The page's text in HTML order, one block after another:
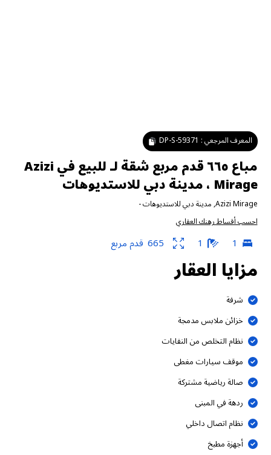
المعرف المرجعي : DP-S-59371
مباع ٦٦٥ قدم مربع شقة لـ للبيع في Azizi
Mirage ، مدينة دبي للاستديوهات
Azizi Mirage
,مدينة دبي للاستديوهات-
احسب أقساط رهنك العقاري
1
1
665 قدم مربع
مزايا العقار
شرفة
خزائن ملابس مدمجة
نظام التخلص من النفايات
موقف سيارات مغطى
صالة رياضية مشتركة
ردهة في المبنى
نظام اتصال داخلي
أجهزة مطبخ